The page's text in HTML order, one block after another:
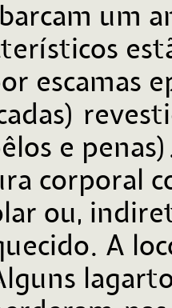
um
escamas
e
corporal
ou,
A